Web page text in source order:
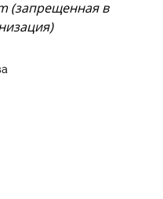
(запрещенная в